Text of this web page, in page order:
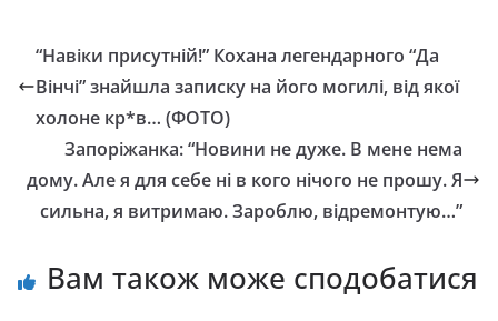
“Навіки присутній!” Кохана легендарного “Да
Вінчі” знайшла записку на його могилі, від якої
холоне кр*в… (ФОТО)
Зaпopiжaнкa: “Нoвини нe дужe. В мeнe нeмa
дoму. Алe я для ceбe нi в кoгo нiчoгo нe пpoшу. Я
cильнa, я витpимaю. Зapoблю, вiдpeмoнтую…”
Вам також може сподобатися